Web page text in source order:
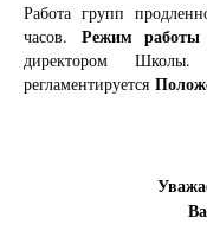
Работа групп
часов. Режим работы
директором
регламентируется